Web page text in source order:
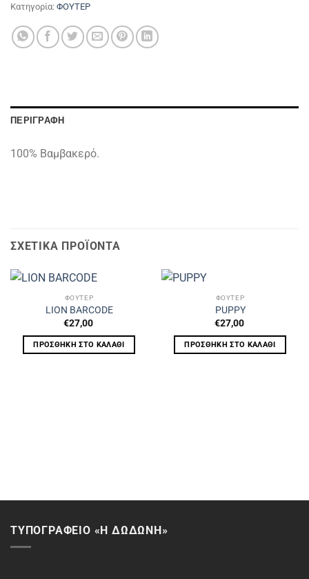
Κατηγορία: ΦΟΥΤΕΡ
ΠΕΡΙΓΡΑΦΉ
100% Βαμβακερό.
ΣΧΕΤΙΚΆ ΠΡΟΪΌΝΤΑ
ΦΟΥΤΕΡ
LION BARCODE
€27,00
ΠΡΟΣΘΉΚΗ ΣΤΟ ΚΑΛΆΘΙ
ΦΟΥΤΕΡ
PUPPY
€27,00
ΠΡΟΣΘΉΚΗ ΣΤΟ ΚΑΛΆΘΙ
ΤΥΠΟΓΡΑΦΕΙΟ «Η ΔΩΔΩΝΗ»